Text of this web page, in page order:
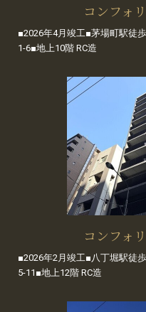
コンフォ
■2026年4月竣工■茅場町駅徒
1-6■地上10階 RC造
コンフォ
■2026年2月竣工■八丁堀駅徒
5-11■地上12階 RC造